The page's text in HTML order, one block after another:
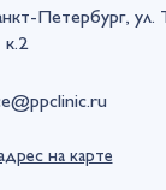
Петербург, ул.
к.2
на карте